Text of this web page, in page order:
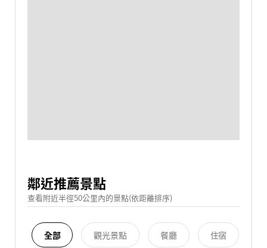
鄰近推薦景點
查看附近半徑50公里內的景點(依距離排序)
全部 觀光景點 餐廳 住宿